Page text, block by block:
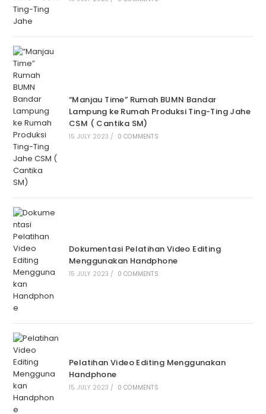
“Manjau Time” Rumah BUMN Bandar
Lampung ke Rumah Produksi Ting-Ting Jahe
CSM ( Cantika SM)
15 JULY 2023 / 0 COMMENTS
Dokumentasi Pelatihan Video Editing
Menggunakan Handphone
15 JULY 2023 / 0 COMMENTS
Pelatihan Video Editing Menggunakan
Handphone
15 JULY 2023 / 0 COMMENTS